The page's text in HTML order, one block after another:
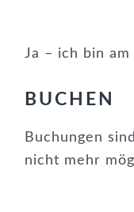
Ja – ich bin
BUCHEN
Buchungen
nicht mehr